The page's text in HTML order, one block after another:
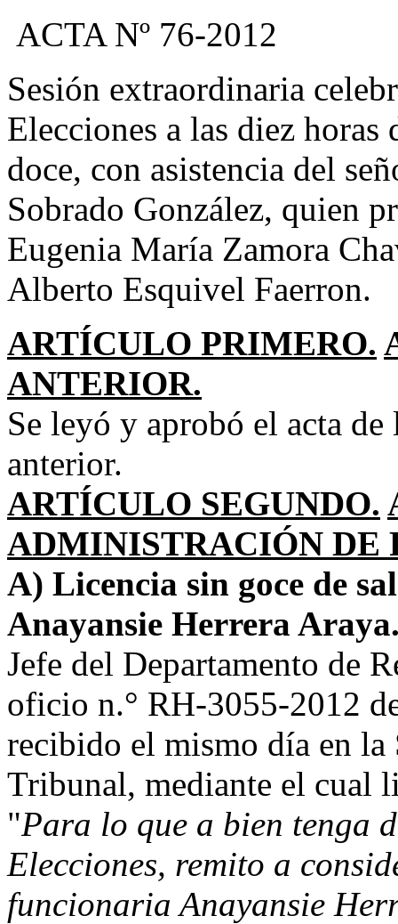
ACTA Nº 76-2012
Sesión extraordinaria
Elecciones a las diez
doce, con asistencia del
Sobrado González, quien
Eugenia María Zamora
Alberto Esquivel Faerron.
ARTÍCULO PRIMERO.
ANTERIOR.
Se leyó y aprobó el acta
anterior.
ARTÍCULO SEGUNDO.
ADMINISTRACIÓN DE
A) Licencia sin goce de
Anayansie Herrera
Jefe del Departamento de
oficio n.° RH-3055-2012
recibido el mismo día en la
Tribunal, mediante el cual
"Para lo que a bien tenga
Elecciones, remito a
funcionaria Anayansie